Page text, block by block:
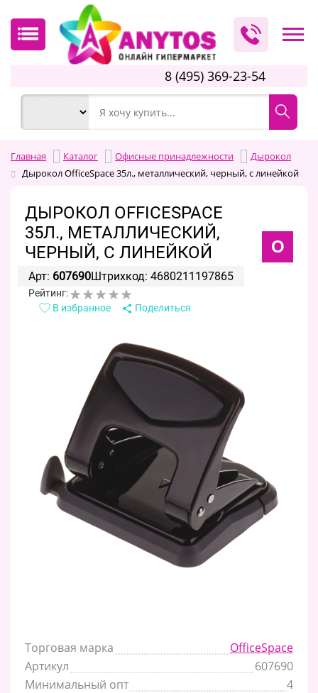
8 (495) 369-23-54
Главная Каталог Офисные принадлежности
Дырокол
Дырокол OfficeSpace 35л., металлический, черный, с линейкой
ДЫРОКОЛ OFFICESPACE
35Л., МЕТАЛЛИЧЕСКИЙ,
ЧЕРНЫЙ, С ЛИНЕЙКОЙ
O
Арт: 607690Штрихкод: 4680211197865
Рейтинг:
В избранное
Поделиться
Торговая марка
OfficeSpace
Артикул
607690
Минимальный опт
4